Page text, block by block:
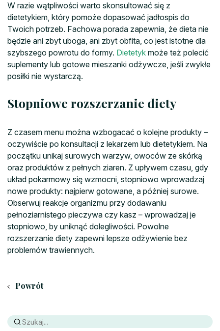
W razie wątpliwości warto skonsultować się z
dietetykiem, który pomoże dopasować jadłospis do
Twoich potrzeb. Fachowa porada zapewnia, że dieta nie
będzie ani zbyt uboga, ani zbyt obfita, co jest istotne dla
szybszego powrotu do formy. Dietetyk może też polecić
suplementy lub gotowe mieszanki odżywcze, jeśli zwykłe
posiłki nie wystarczą.
Stopniowe rozszerzanie diety
Z czasem menu można wzbogacać o kolejne produkty –
oczywiście po konsultacji z lekarzem lub dietetykiem. Na
początku unikaj surowych warzyw, owoców ze skórką
oraz produktów z pełnych ziaren. Z upływem czasu, gdy
układ pokarmowy się wzmocni, stopniowo wprowadzaj
nowe produkty: najpierw gotowane, a później surowe.
Obserwuj reakcje organizmu przy dodawaniu
pełnoziarnistego pieczywa czy kasz – wprowadzaj je
stopniowo, by uniknąć dolegliwości. Powolne
rozszerzanie diety zapewni lepsze odżywienie bez
problemów trawiennych.
Powrót